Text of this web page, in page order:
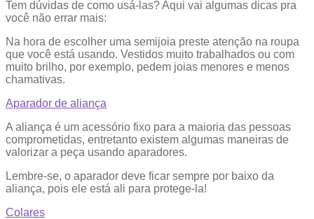
Tem dúvidas de como usá-las? Aqui vai algumas dicas pra
você não errar mais:
Na hora de escolher uma semijoia preste atenção na roupa
que você está usando. Vestidos muito trabalhados ou com
muito brilho, por exemplo, pedem joias menores e menos
chamativas.
Aparador de aliança
A aliança é um acessório fixo para a maioria das pessoas
comprometidas, entretanto existem algumas maneiras de
valorizar a peça usando aparadores.
Lembre-se, o aparador deve ficar sempre por baixo da
aliança, pois ele está ali para protege-la!
Colares